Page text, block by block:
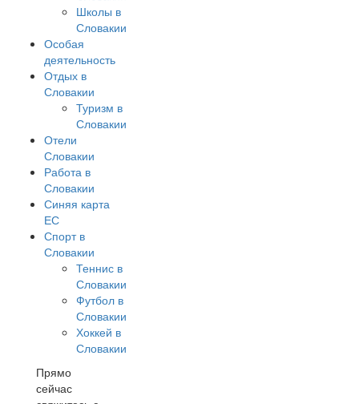
Школы в
Словакии
Особая
деятельность
Отдых в
Словакии
Туризм в
Словакии
Отели
Словакии
Работа в
Словакии
Синяя карта
ЕС
Спорт в
Словакии
Теннис в
Словакии
Футбол в
Словакии
Хоккей в
Словакии
Прямо
сейчас